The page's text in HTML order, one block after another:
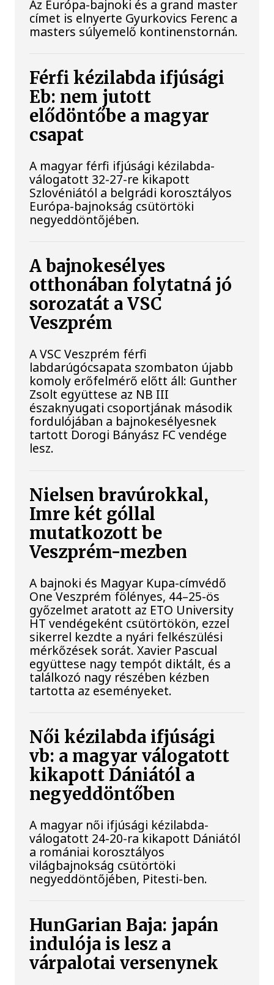
Az Európa-bajnoki és a grand master
címet is elnyerte Gyurkovics Ferenc a
masters súlyemelő kontinenstornán.
Férfi kézilabda ifjúsági
Eb: nem jutott
elődöntőbe a magyar
csapat
A magyar férfi ifjúsági kézilabda-
válogatott 32-27-re kikapott
Szlovéniától a belgrádi korosztályos
Európa-bajnokság csütörtöki
negyeddöntőjében.
A bajnokesélyes
otthonában folytatná jó
sorozatát a VSC
Veszprém
A VSC Veszprém férfi
labdarúgócsapata szombaton újabb
komoly erőfelmérő előtt áll: Gunther
Zsolt együttese az NB III
északnyugati csoportjának második
fordulójában a bajnokesélyesnek
tartott Dorogi Bányász FC vendége
lesz.
Nielsen bravúrokkal,
Imre két góllal
mutatkozott be
Veszprém-mezben
A bajnoki és Magyar Kupa-címvédő
One Veszprém fölényes, 44–25-ös
győzelmet aratott az ETO University
HT vendégeként csütörtökön, ezzel
sikerrel kezdte a nyári felkészülési
mérkőzések sorát. Xavier Pascual
együttese nagy tempót diktált, és a
találkozó nagy részében kézben
tartotta az eseményeket.
Női kézilabda ifjúsági
vb: a magyar válogatott
kikapott Dániától a
negyeddöntőben
A magyar női ifjúsági kézilabda-
válogatott 24-20-ra kikapott Dániától
a romániai korosztályos
világbajnokság csütörtöki
negyeddöntőjében, Pitesti-ben.
HunGarian Baja: japán
indulója is lesz a
várpalotai versenynek